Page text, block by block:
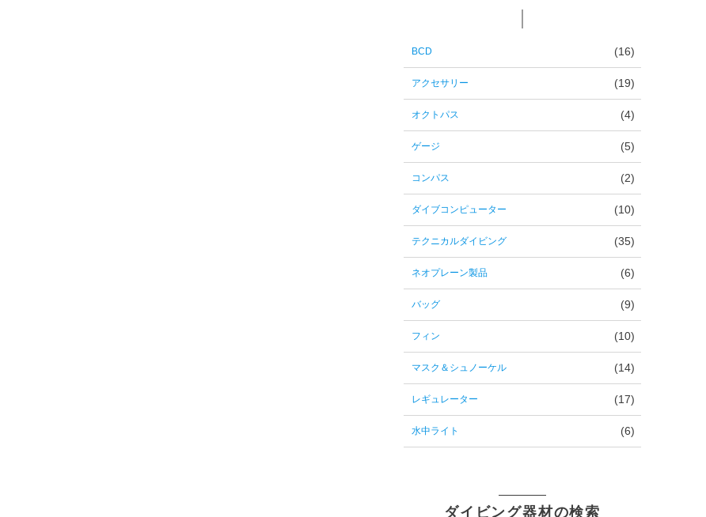
BCD (16)
アクセサリー (19)
オクトパス (4)
ゲージ (5)
コンパス (2)
ダイブコンピューター (10)
テクニカルダイビング (35)
ネオプレーン製品 (6)
バッグ (9)
フィン (10)
マスク＆シュノーケル (14)
レギュレーター (17)
水中ライト (6)
ダイビング器材の検索